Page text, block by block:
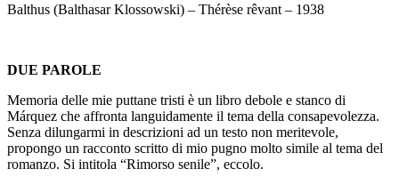
Balthus (Balthasar Klossowski) – Thérèse rêvant – 1938
DUE PAROLE
Memoria delle mie puttane tristi è un libro debole e stanco di
Márquez che affronta languidamente il tema della consapevolezza.
Senza dilungarmi in descrizioni ad un testo non meritevole,
propongo un racconto scritto di mio pugno molto simile al tema del
romanzo. Si intitola “Rimorso senile”, eccolo.